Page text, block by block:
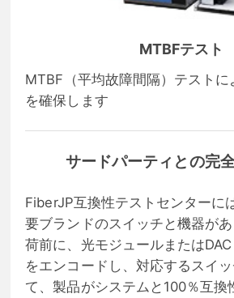
MTBFテスト
MTBF（平均故障間隔）テストに
を確保します
サードパーティとの完
FiberJP互換性テストセンターに
要ブランドのスイッチと機器が
荷前に、光モジュールまたは
をエンコードし、対応するスイ
て、製品がシステムと100％互換